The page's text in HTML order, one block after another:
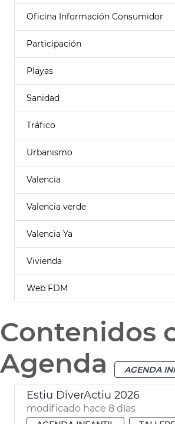
Oficina Información Consumidor
Participación
Playas
Sanidad
Tráfico
Urbanismo
Valencia
Valencia verde
Valencia Ya
Vivienda
Web FDM
Contenidos
Agenda
AGENDA
Estiu DiverActiu 2026
modificado hace 8 días